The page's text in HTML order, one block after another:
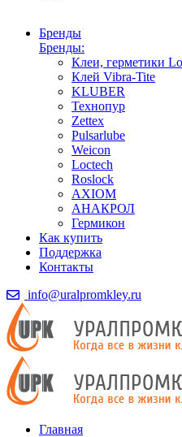
Бренды
Бренды:
Клеи, герметики
Клей Vibra-Tite
KLUBER
Технопур
Zettex
Pulsarlube
Weicon
Loctech
Roslock
AXIOM
АНАКРОЛ
Гермикон
Как купить
Поддержка
Контакты
info@uralpromkley.ru
Главная